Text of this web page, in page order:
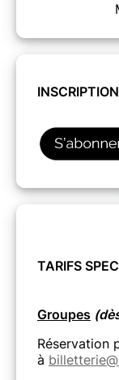
TARIFS
Groupes
Réservation
à